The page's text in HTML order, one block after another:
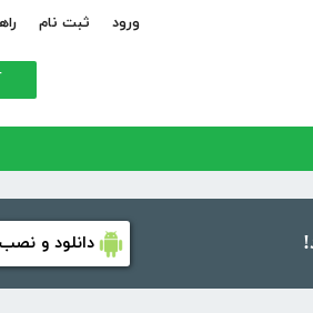
ورود ثبت نام
دانلود و نصب